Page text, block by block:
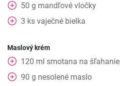
50 g mandľové vločky
3 ks vaječné bielka
Maslový krém
120 ml smotana na šľahanie
90 g nesolené maslo